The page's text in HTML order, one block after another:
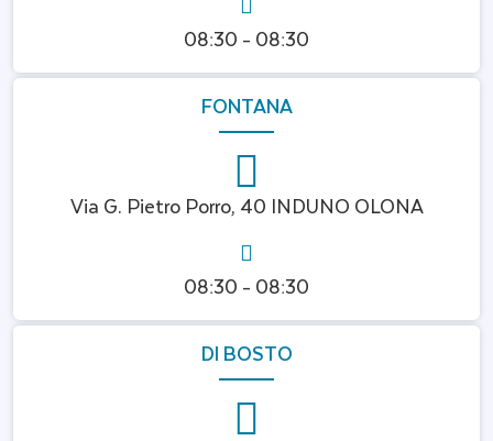
08:30 - 08:30
FONTANA
Via G. Pietro Porro, 40 INDUNO OLONA
08:30 - 08:30
DI BOSTO